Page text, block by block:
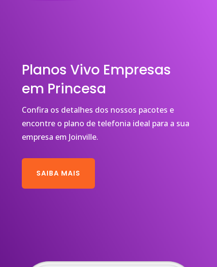
Planos Vivo Empresas
em Princesa
Confira os detalhes dos nossos pacotes e
encontre o plano de telefonia ideal para a sua
empresa em Joinville.
SAIBA MAIS